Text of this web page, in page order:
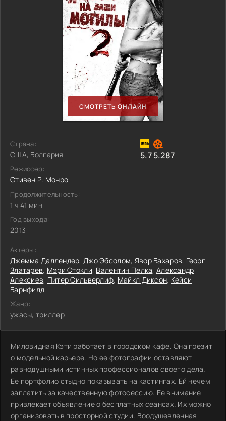
СМОТРЕТЬ ОНЛАЙН
Страна:
США, Болгария
Режиссер:
Стивен Р. Монро
Продолжительность:
1 ч 41 мин
Год выхода:
2013
5.75.287
Актеры:
Джемма Даллендер,Джо Эбсолом, Явор Бахаров, Георг
Златарев, Мэри Стокли, Валентин Пелка, Александр
Алексиев, Питер Сильверлиф, Майкл Диксон, Кейси
Барнфилд
Жанр:
ужасы, триллер
Миловидная Кэти работает в городском кафе. Она грезит
о модельной карьере. Но ее фотографии оставляют
равнодушными истинных профессионалов своего дела.
Ее портфолио стыдно показывать на кастингах. Ей нечем
заплатить за качественную фотосессию. Ее внимание
привлекает объявление о бесплатных сеансах. Их можно
организовать в просторной студии. Воодушевленная